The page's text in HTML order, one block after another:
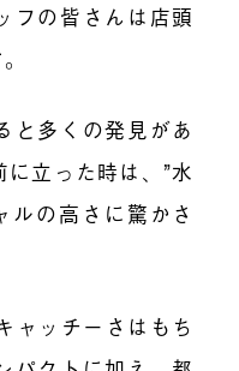
フの皆さんは店頭
と多くの発見があ
立った時は、”水
ルの高さに驚かさ
ャッチーさはもち